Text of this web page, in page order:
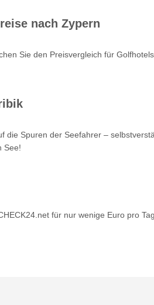
nach Zypern
Sie den Preisvergleich für
Spuren der Seefahrer –
See!
für nur wenige Euro pro